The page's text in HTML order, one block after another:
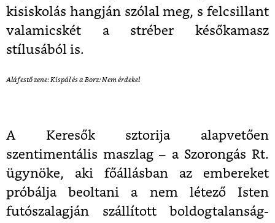
kisiskolás hangján szólal meg, s felcsillant
valamicskét a stréber későkamasz
stílusából is.
Aláfestő zene: Kispál és a Borz: Nem érdekel
A Keresők sztorija alapvetően
szentimentális maszlag – a Szorongás Rt.
ügynöke, aki főállásban az embereket
próbálja beoltani a nem létező Isten
futószalagján szállított boldogtalanság-